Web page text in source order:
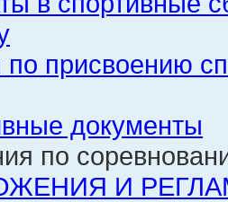
присвоению
документы
по
И